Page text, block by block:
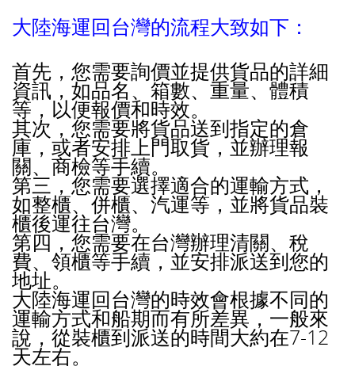
大陸海運回台灣的流程大致如下：
首先，您需要詢價並提供貨品的詳細
資訊，如品名、箱數、重量、體積
等，以便報價和時效。
其次，您需要將貨品送到指定的倉
庫，或者安排上門取貨，並辦理報
關、商檢等手續。
第三，您需要選擇適合的運輸方式，
如整櫃、併櫃、汽運等，並將貨品裝
櫃後運往台灣。
第四，您需要在台灣辦理清關、稅
費、領櫃等手續，並安排派送到您的
地址。
大陸海運回台灣的時效會根據不同的
運輸方式和船期而有所差異，一般來
說，從裝櫃到派送的時間大約在7-12
天左右。